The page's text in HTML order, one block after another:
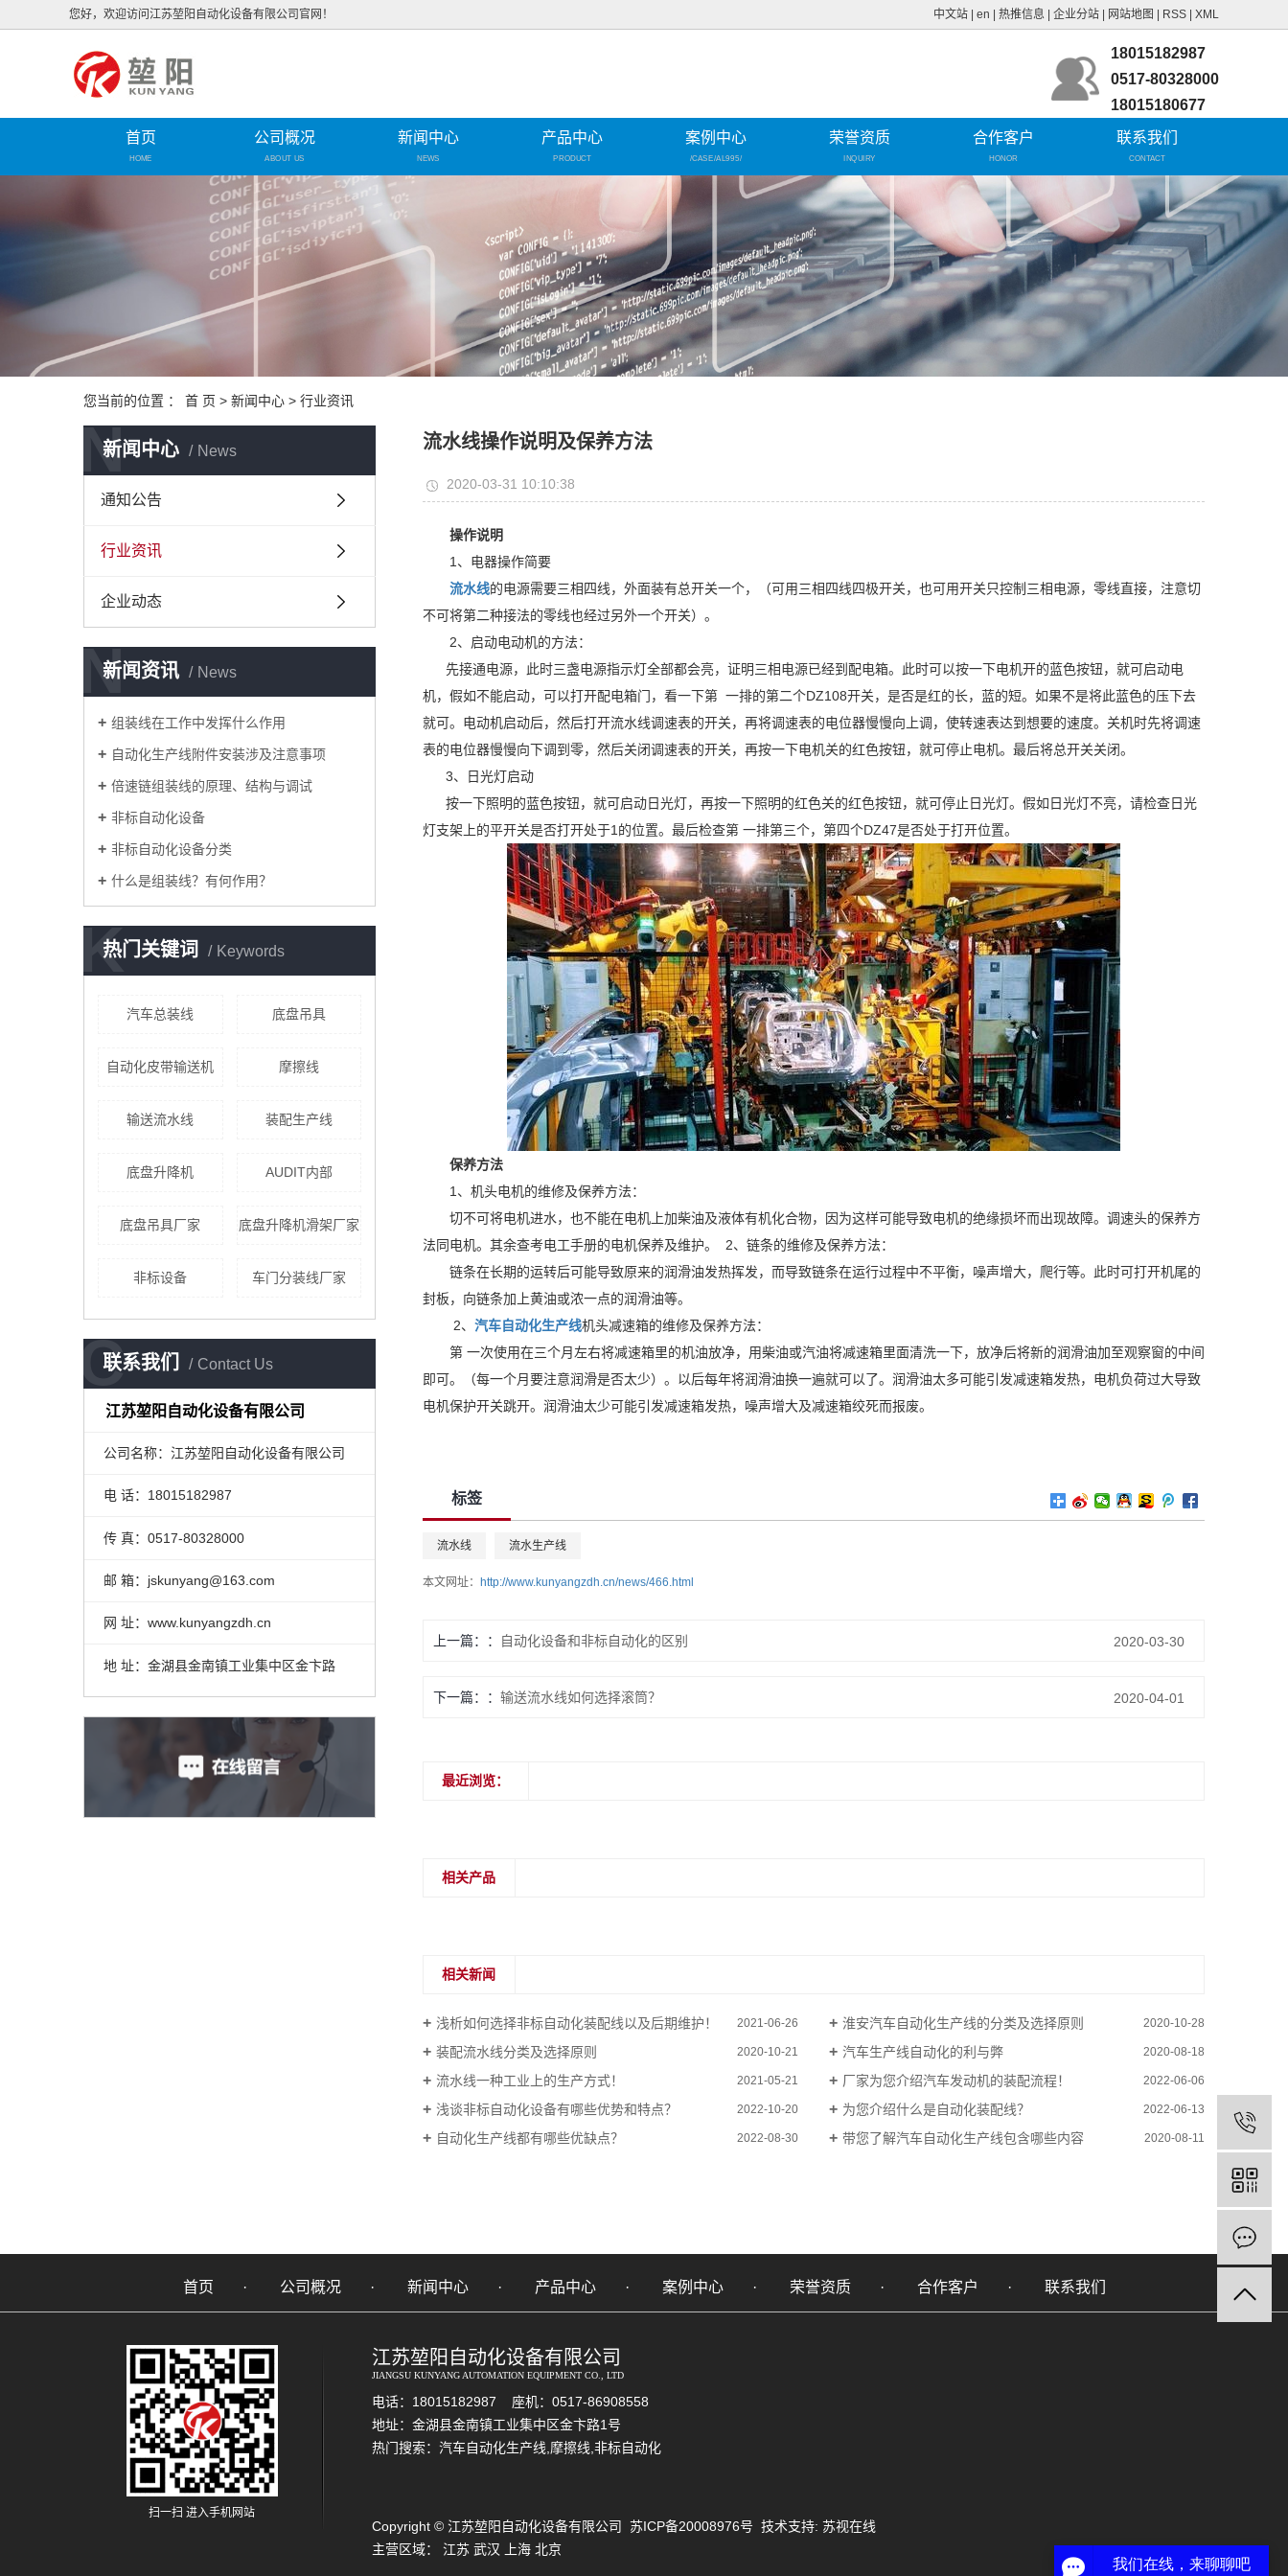
您好，欢迎访问江苏堃阳自动化设备有限公司官网！ 中文站 en 热推信息 企业分站 网站地图 RSS XML
18015182987
0517-80328000
18015180677
首页
HOME
公司概况
ABOUT US
新闻中心
NEWS
产品中心
PRODUCT
案例中心
/CASE/AL995/
荣誉资质
INQUIRY
合作客户
HONOR
联系我们
CONTACT
您当前的位置 ： 首 页 > 新闻中心 > 行业资讯
新闻中心 News
N
通知公告
行业资讯
企业动态
新闻资讯 News
N
组装线在工作中发挥什么作用
自动化生产线附件安装涉及注意事项
倍速链组装线的原理、结构与调试
非标自动化设备
非标自动化设备分类
什么是组装线？有何作用？
热门关键词 Keywords
K
汽车总装线 底盘吊具
自动化皮带输送机 摩擦线
输送流水线 装配生产线
底盘升降机 AUDIT内部
底盘吊具厂家 底盘升降机滑架厂家
非标设备 车门分装线厂家
联系我们 Contact Us
C
江苏堃阳自动化设备有限公司
公司名称：江苏堃阳自动化设备有限公司
电 话：18015182987
传 真：0517-80328000
邮 箱：jskunyang@163.com
网 址：www.kunyangzdh.cn
地 址：金湖县金南镇工业集中区金卞路
流水线操作说明及保养方法
2020-03-31 10:10:38
操作说明
1、电器操作简要
流水线的电源需要三相四线，外面装有总开关一个，（可用三相四线四极开关，也可用开关只控制三相电源，零线直接，注意切
不可将第二种接法的零线也经过另外一个开关）。
2、启动电动机的方法：
先接通电源，此时三盏电源指示灯全部都会亮，证明三相电源已经到配电箱。此时可以按一下电机开的蓝色按钮，就可启动电
机，假如不能启动，可以打开配电箱门，看一下第 一排的第二个DZ108开关，是否是红的长，蓝的短。如果不是将此蓝色的压下去
就可。电动机启动后，然后打开流水线调速表的开关，再将调速表的电位器慢慢向上调，使转速表达到想要的速度。关机时先将调速
表的电位器慢慢向下调到零，然后关闭调速表的开关，再按一下电机关的红色按钮，就可停止电机。最后将总开关关闭。
3、日光灯启动
按一下照明的蓝色按钮，就可启动日光灯，再按一下照明的红色关的红色按钮，就可停止日光灯。假如日光灯不亮，请检查日光
灯支架上的平开关是否打开处于1的位置。最后检查第 一排第三个，第四个DZ47是否处于打开位置。
保养方法
1、机头电机的维修及保养方法：
切不可将电机进水，也不能在电机上加柴油及液体有机化合物，因为这样可能导致电机的绝缘损坏而出现故障。调速头的保养方
法同电机。其余查考电工手册的电机保养及维护。 2、链条的维修及保养方法：
链条在长期的运转后可能导致原来的润滑油发热挥发，而导致链条在运行过程中不平衡，噪声增大，爬行等。此时可打开机尾的
封板，向链条加上黄油或浓一点的润滑油等。
2、 汽车自动化生产线机头减速箱的维修及保养方法：
第 一次使用在三个月左右将减速箱里的机油放净，用柴油或汽油将减速箱里面清洗一下，放净后将新的润滑油加至观察窗的中间
即可。（每一个月要注意润滑是否太少）。以后每年将润滑油换一遍就可以了。润滑油太多可能引发减速箱发热，电机负荷过大导致
电机保护开关跳开。润滑油太少可能引发减速箱发热，噪声增大及减速箱绞死而报废。
标签
流水线 流水生产线
本文网址： http://www.kunyangzdh.cn/news/466.html
上一篇： 自动化设备和非标自动化的区别 2020-03-30
下一篇： 输送流水线如何选择滚筒？ 2020-04-01
最近浏览：
相关产品
相关新闻
浅析如何选择非标自动化装配线以及后期维护！ 2021-06-26 淮安汽车自动化生产线的分类及选择原则 2020-10-28
装配流水线分类及选择原则 2020-10-21 汽车生产线自动化的利与弊 2020-08-18
流水线一种工业上的生产方式！ 2021-05-21 厂家为您介绍汽车发动机的装配流程！ 2022-06-06
浅谈非标自动化设备有哪些优势和特点？ 2022-10-20 为您介绍什么是自动化装配线？ 2022-06-13
自动化生产线都有哪些优缺点？ 2022-08-30 带您了解汽车自动化生产线包含哪些内容 2020-08-11
首页 公司概况 新闻中心 产品中心 案例中心 荣誉资质 合作客户 联系我们
扫一扫 进入手机网站
江苏堃阳自动化设备有限公司
JIANGSU KUNYANG AUTOMATION EQUIPMENT CO., LTD
电话：18015182987 座机：0517-86908558
地址：金湖县金南镇工业集中区金卞路1号
热门搜索： 汽车自动化生产线 摩擦线 非标自动化
Copyright © 江苏堃阳自动化设备有限公司 苏ICP备20008976号 技术支持: 苏视在线
主营区域： 江苏 武汉 上海 北京